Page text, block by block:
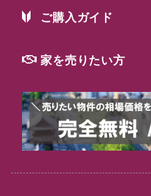
ご購入ガイド
家を売りたい方